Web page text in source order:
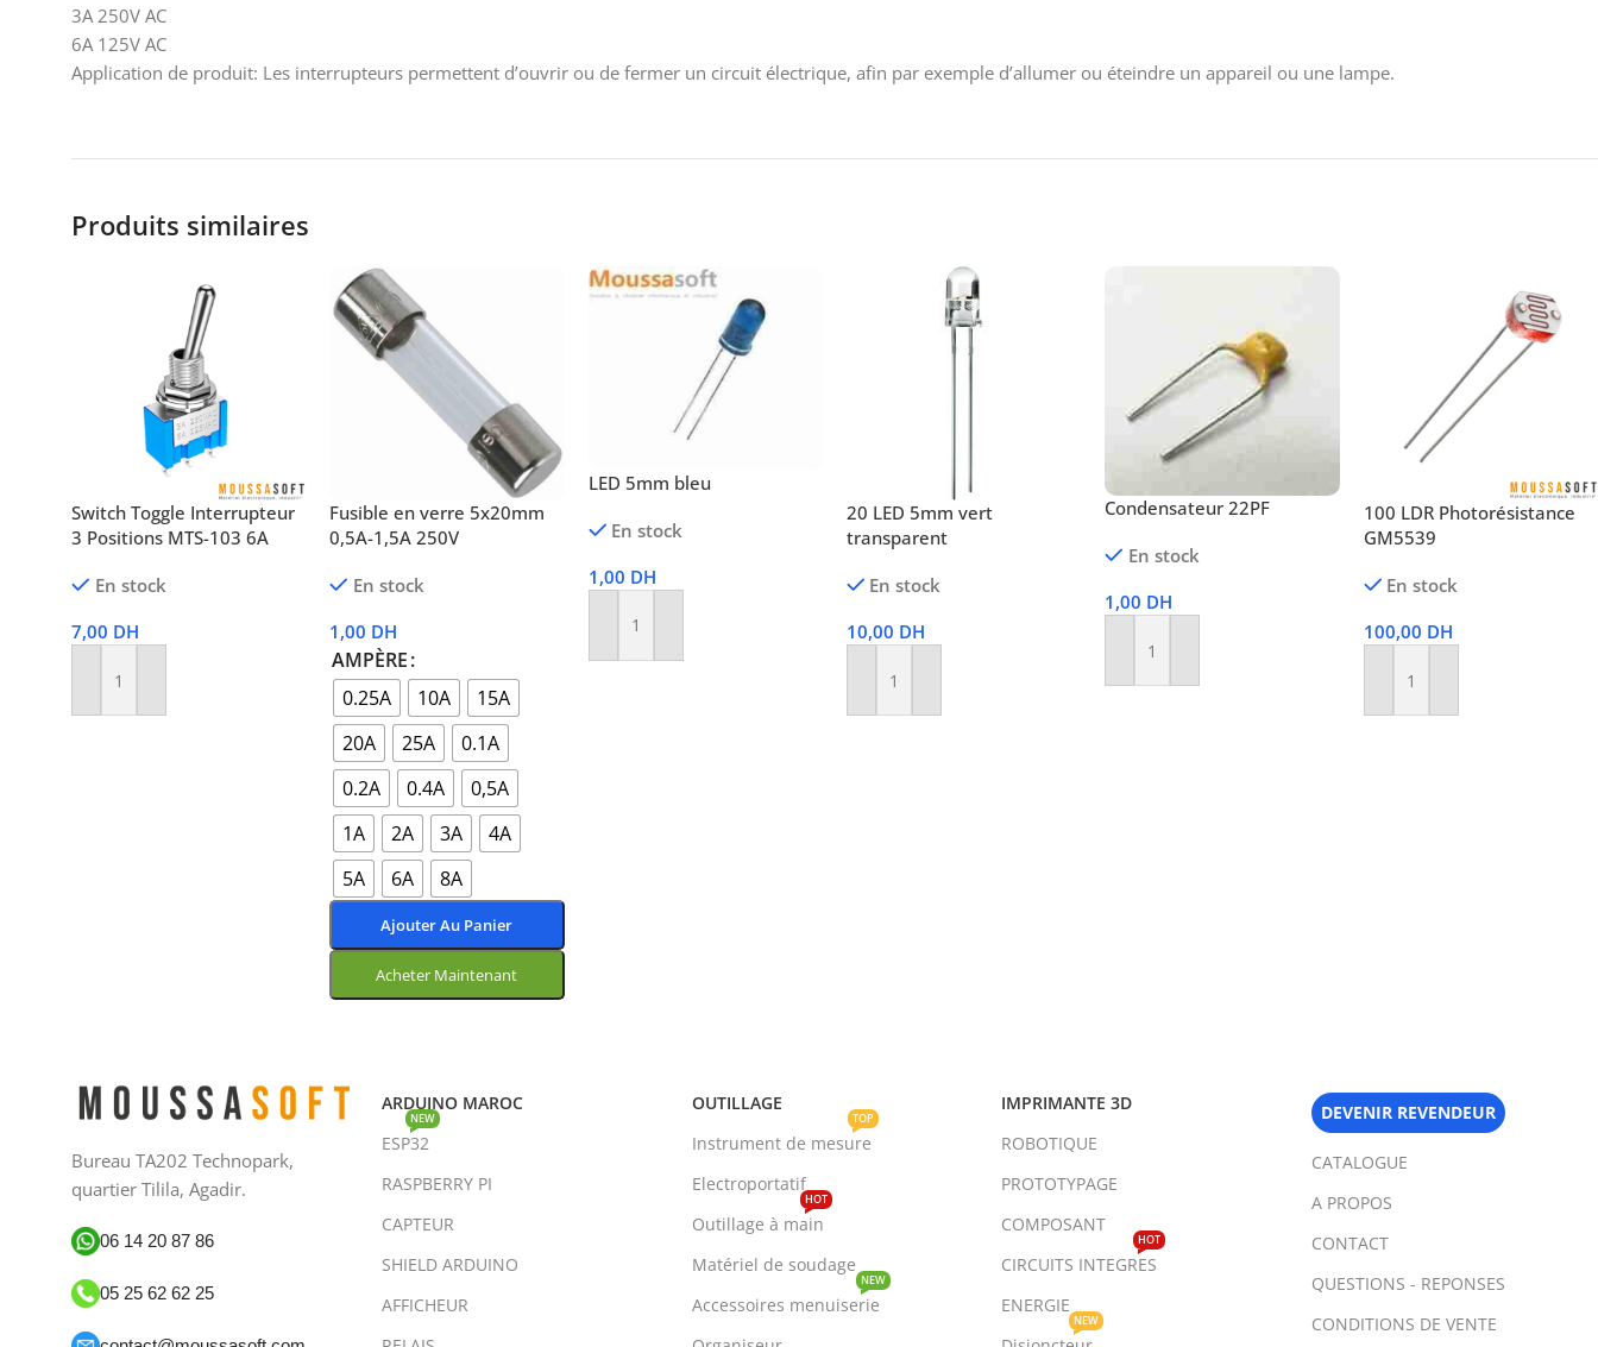
3A 250V AC
6A 125V AC
Application de produit: Les interrupteurs permettent d’ouvrir ou de fermer un circuit électrique, afin par exemple d’allumer ou éteindre un appareil ou une lampe.
Produits similaires
Switch Toggle Interrupteur
3 Positions MTS-103 6A
En stock
7,00 DH
Ajouter Au Panier
Fusible en verre 5x20mm
0,5A-1,5A 250V
En stock
1,00 DH
AMPÈRE
0.25A
10A
15A
20A
25A
0.1A
0.2A
0.4A
0,5A
1A
2A 3A
4A
5A
6A 8A
Ajouter Au Panier
Acheter Maintenant
LED 5mm bleu
En stock
1,00 DH
Ajouter Au Panier
20 LED 5mm vert
transparent
En stock
10,00 DH
Ajouter Au Panier
Condensateur 22PF
En stock
1,00 DH
Ajouter Au Panier
100 LDR Photorésistance
GM5539
En stock
100,00 DH
Ajouter Au Panier
Bureau TA202 Technopark,
quartier Tilila, Agadir.
06 14 20 87 86
05 25 62 62 25
ARDUINO MAROC
ESP32
NEW
RASPBERRY PI
CAPTEUR
SHIELD ARDUINO
AFFICHEUR
OUTILLAGE
Instrument de mesure
TOP
Electroportatif
Outillage à main
HOT
Matériel de soudage
Accessoires menuiserie
NEW
IMPRIMANTE 3D
ROBOTIQUE
PROTOTYPAGE
COMPOSANT
CIRCUITS INTEGRES
HOT
ENERGIE
NEW
DEVENIR REVENDEUR
CATALOGUE
A PROPOS
CONTACT
QUESTIONS - REPONSES
CONDITIONS DE VENTE